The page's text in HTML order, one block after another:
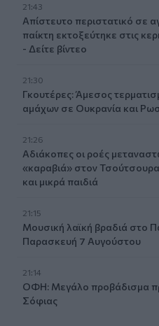
21:43
Απίστευτο περιστατικό σε
παίκτη εκτοξεύτηκε στις
- Δείτε βίντεο
21:30
Γκουτέρες: Άμεσος
αμάχων σε Ουκρανία και
21:26
Αδιάκοπες οι ροές
«καραβιά» στον
και μικρά παιδιά
21:15
Μουσική λαϊκή βραδιά στο
Παρασκευή 7 Αυγούστου
21:14
ΟΦΗ: Μεγάλο προβάδισμα
Σόφιας